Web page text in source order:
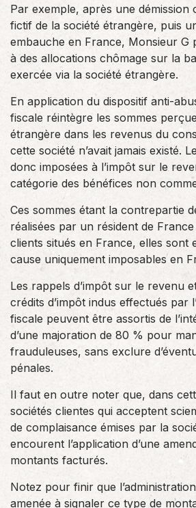
Par exemple, après une démission
fictif de la société étrangère, puis
embauche en France, Monsieur G
à des allocations chômage sur la
exercée via la société étrangère.
En application du dispositif anti-
fiscale réintègre les sommes
étrangère dans les revenus du
cette société n’avait jamais existé.
donc imposées à l’impôt sur le
catégorie des bénéfices non
Ces sommes étant la contrepartie
réalisées par un résident de
clients situés en France, elles sont
cause uniquement imposables en
Les rappels d’impôt sur le revenu
crédits d’impôt indus effectués par
fiscale peuvent être assortis de
d’une majoration de 80 % pour
frauduleuses, sans exclure
pénales.
Il faut en outre noter que, dans
sociétés clientes qui acceptent
de complaisance émises par la
encourent l’application d’une
montants facturés.
Notez pour finir que
amenée à signaler ce type de